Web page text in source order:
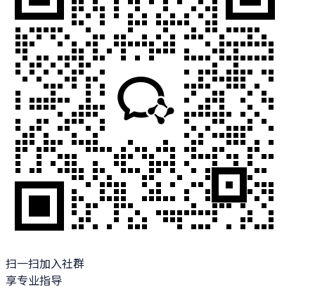
扫一扫加入社群
享专业指导